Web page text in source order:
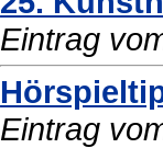
Eintrag
Eintrag